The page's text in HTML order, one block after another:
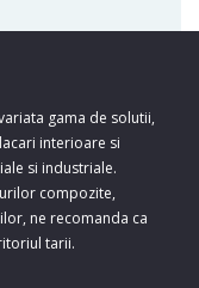
gama de solutii,
interioare si
si industriale.
compozite,
ne recomanda ca
tarii.